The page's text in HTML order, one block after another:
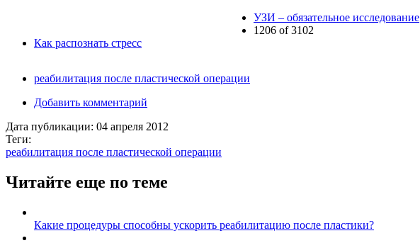
УЗИ – обязательное исследование
1206 of 3102
Как распознать стресс
реабилитация после пластической операции
Добавить комментарий
Дата публикации: 04 апреля 2012
Теги:
реабилитация после пластической операции
Читайте еще по теме
Какие процедуры способны ускорить реабилитацию после пластики?